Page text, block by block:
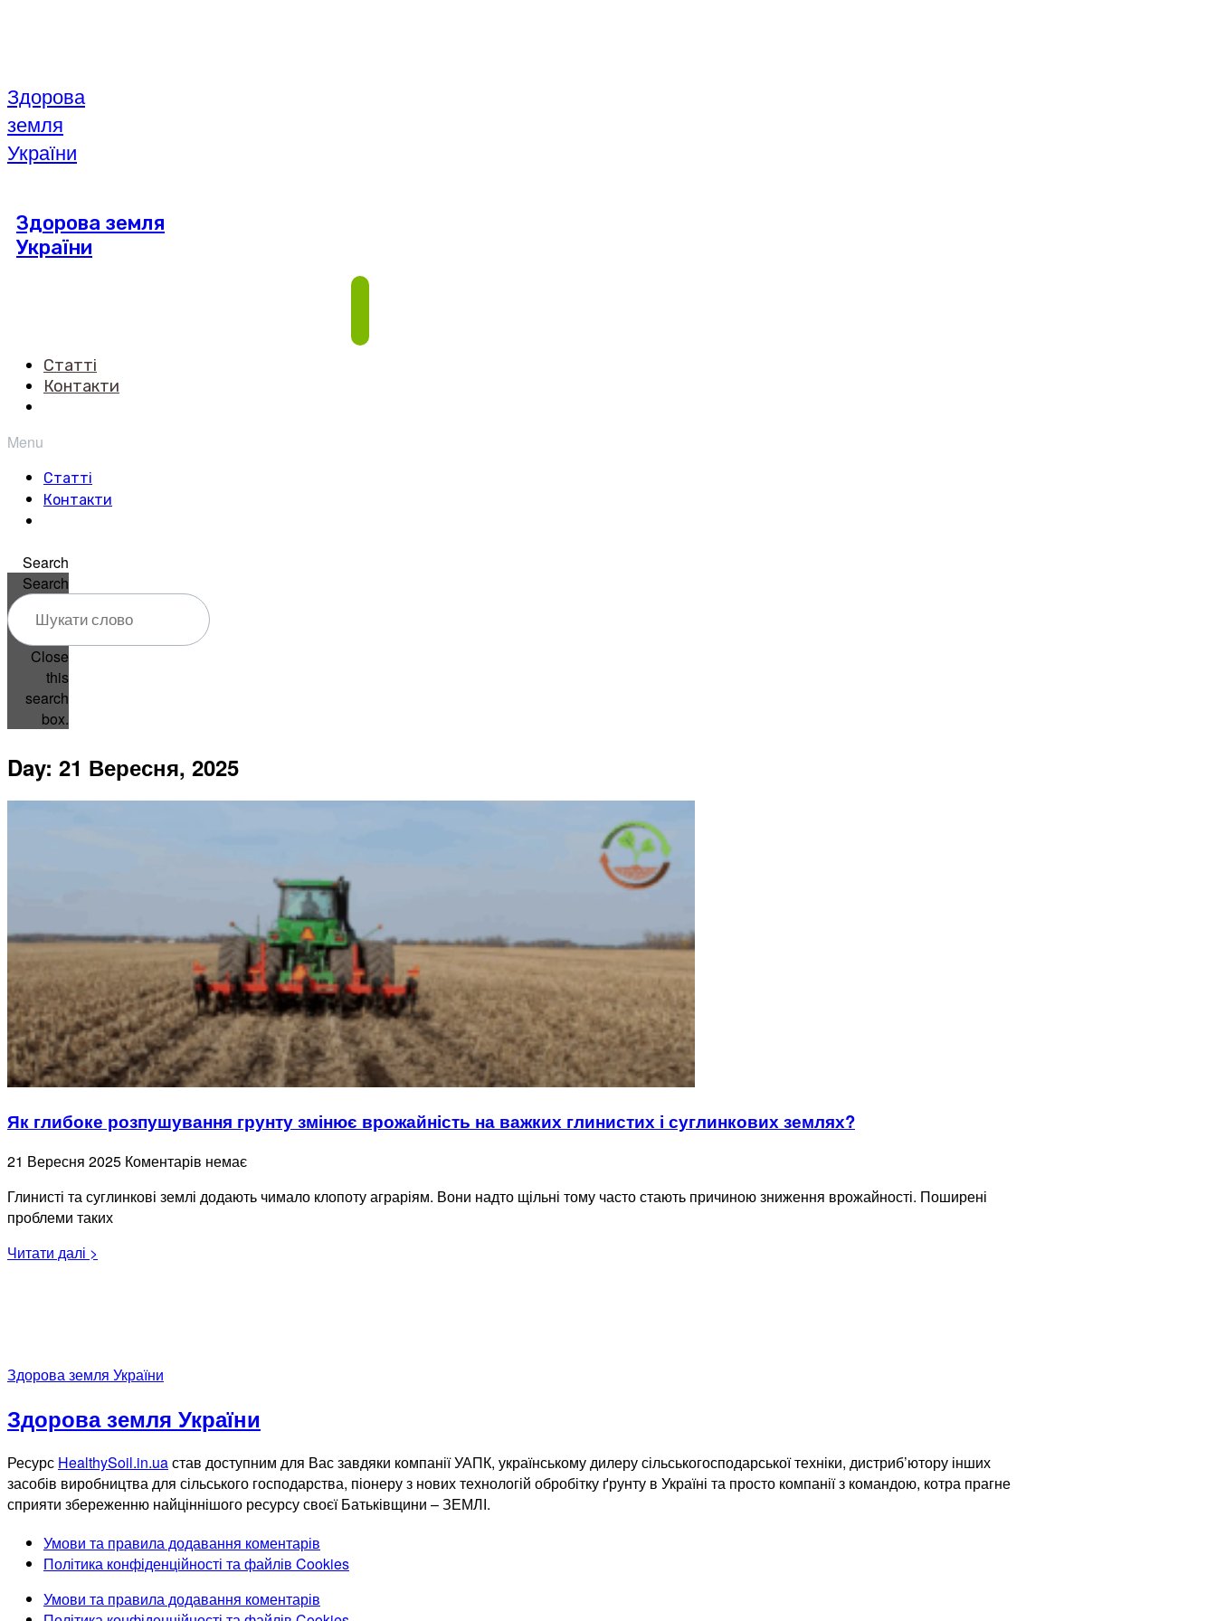
Здорова
земля
України
Здорова земля
України
Статті
Контакти
Menu
Статті
Контакти
Search
Search
Close
this
search
box.
Day: 21 Вересня, 2025
Як глибоке розпушування грунту змінює врожайність на важких глинистих і суглинкових землях?
21 Вересня 2025 Коментарів немає
Глинисті та суглинкові землі додають чимало клопоту аграріям. Вони надто щільні тому часто стають причиною зниження врожайності. Поширені
проблеми таких
Читати далі >
Здорова земля України
Здорова земля України
Ресурс HealthySoil.in.uaстав доступним для Вас завдяки компанії УАПК, українському дилеру сільськогосподарської техніки, дистриб’ютору інших
засобів виробництва для сільського господарства, піонеру з нових технологій обробітку ґрунту в Україні та просто компанії з командою, котра прагне
сприяти збереженню найціннішого ресурсу своєї Батьківщини – ЗЕМЛІ.
Умови та правила додавання коментарів
Політика конфіденційності та файлів Cookies
Умови та правила додавання коментарів